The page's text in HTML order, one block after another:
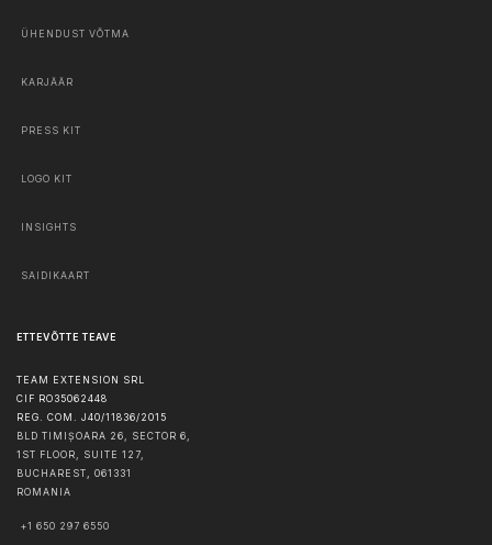
ÜHENDUST VÕTMA
KARJÄÄR
PRESS KIT
LOGO KIT
INSIGHTS
SAIDIKAART
ETTEVÕTTE TEAVE
TEAM EXTENSION SRL
CIF RO35062448
REG. COM. J40/11836/2015
BLD TIMIȘOARA 26, SECTOR 6,
1ST FLOOR, SUITE 127,
BUCHAREST, 061331
ROMANIA
+1 650 297 6550